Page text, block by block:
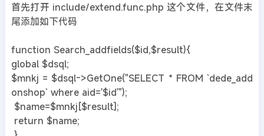
首先打开 include/extend.func.php 这个文件，在文件末
尾添加如下代码
function Search_addfields($id,$result){
global $dsql;
$mnkj = $dsql->GetOne("SELECT * FROM `dede_add
onshop` where aid='$id'");
$name=$mnkj[$result];
return $name;